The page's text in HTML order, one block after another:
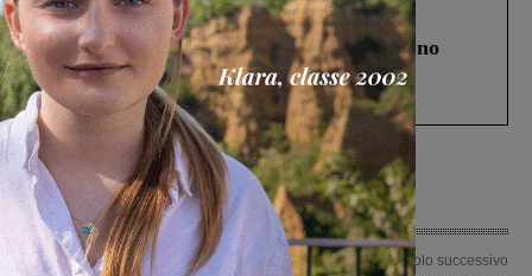
Cronaca 4 Agosto 2026
Un anno fa la strage in A1 in cui morirono
Gianni, Giulia e Franco. Lo schianto, il
processo, lo stop ai sorpassi fra tir....
Articolo precedente
Articolo successivo